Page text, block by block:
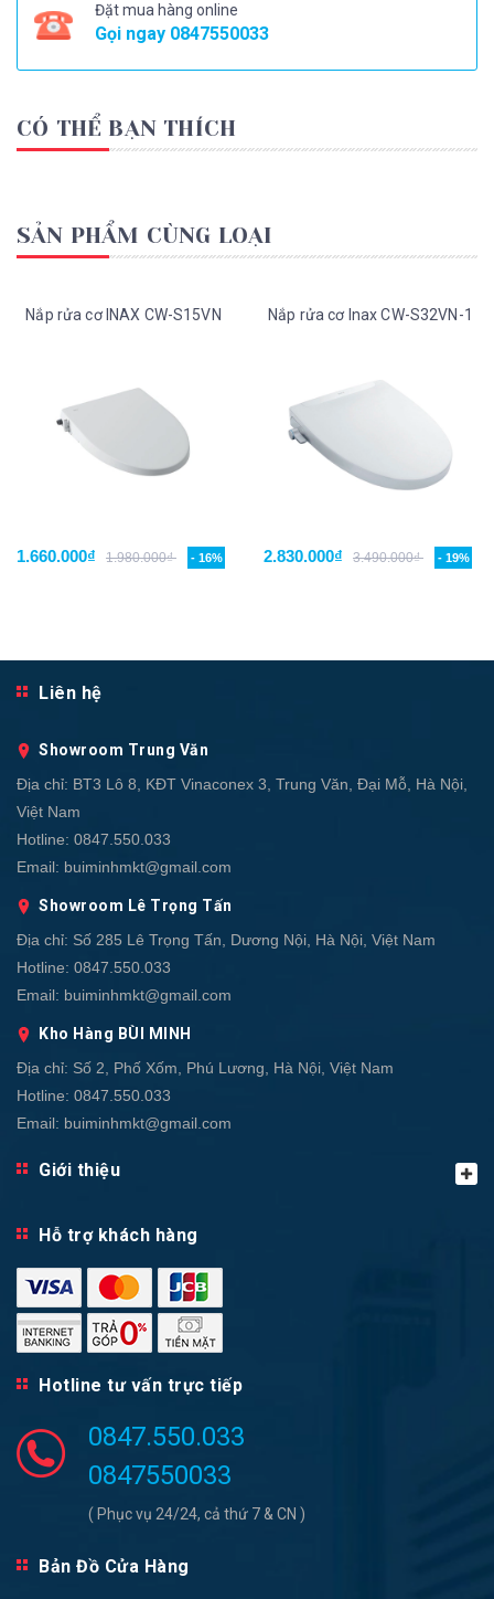
Đặt mua hàng online
Gọi ngay 0847550033
CÓ THỂ BẠN THÍCH
SẢN PHẨM CÙNG LOẠI
Nắp rửa cơ INAX CW-S15VN
1.660.000₫ 1.980.000₫ - 16%
Nắp rửa cơ Inax CW-S32VN-1
2.830.000₫ 3.490.000₫ - 19%
Liên hệ
Showroom Trung Văn
Địa chỉ: BT3 Lô 8, KĐT Vinaconex 3, Trung Văn, Đại Mỗ, Hà Nội,
Việt Nam
Hotline: 0847.550.033
Email: buiminhmkt@gmail.com
Showroom Lê Trọng Tấn
Địa chỉ: Số 285 Lê Trọng Tấn, Dương Nội, Hà Nội, Việt Nam
Hotline: 0847.550.033
Email: buiminhmkt@gmail.com
Kho Hàng BÙI MINH
Địa chỉ: Số 2, Phố Xốm, Phú Lương, Hà Nội, Việt Nam
Hotline: 0847.550.033
Email: buiminhmkt@gmail.com
Giới thiệu
Hỗ trợ khách hàng
Hotline tư vấn trực tiếp
0847.550.033
0847550033
( Phục vụ 24/24, cả thứ 7 & CN )
Bản Đồ Cửa Hàng